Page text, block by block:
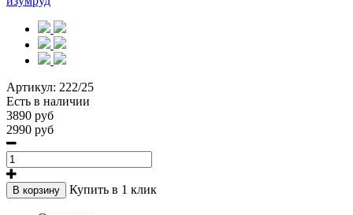
Артикул: 222/25
Есть в наличии
3890 руб
2990 руб
В корзину Купить в 1 клик